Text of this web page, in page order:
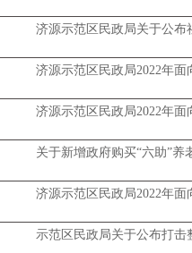
济源示范区民政局关于公
济源示范区民政局2022年
济源示范区民政局2022年
关于新增政府购买“六助”养
济源示范区民政局2022年
示范区民政局关于公布打